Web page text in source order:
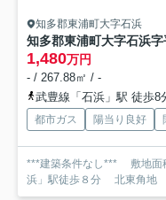
知多郡東浦町大字石浜
知多郡東浦町大字石浜
1,480万円
- / 267.88㎡ / -
武豊線「石浜」駅 徒歩8
都市ガス 陽当り良好
***建築条件なし*** 敷地
浜」駅徒歩８分 北東角地